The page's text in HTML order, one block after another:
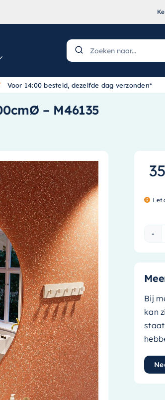
Voor 14:00 besteld, dezelfde dag verzonden*
– M46135
Let
Bij
kan